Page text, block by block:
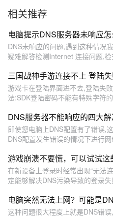
相关推荐
电脑提示DNS服务器未响应怎
DNS未响应的问题,遇到这种情况
疑难解答检测Internet 连接问题,
三国战神手游连接不上 登陆
游戏卡在登陆界面进不去,登陆失
法:SDK登陆密码不能有特殊字符
DNS服务器不能响应的四大
即使您电脑上DNS配置有了错误,
DNS配置发生错误的情况下进行
游戏崩溃不要慌，可以试试这
在新设备上登录时经常出现“无法
定能够解决DNS污染导致的登录
电脑突然无法上网？可能是
这种问题很大程度上就是DNS错